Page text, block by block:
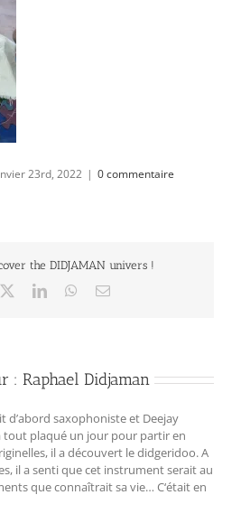
23rd, 2022 | 0 commentaire
the DIDJAMAN univers !
LinkedInWhatsApp
Email
: Raphael Didjaman
d’abord saxophoniste et Deejay
a tout plaqué un jour pour partir en
il a découvert le didgeridoo. A
il a senti que cet instrument serait au
que connaîtrait sa vie… C‘était en